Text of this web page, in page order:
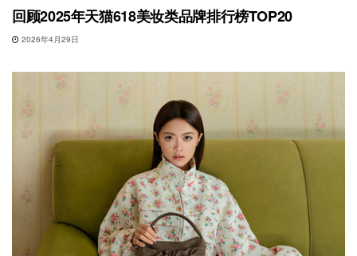
回顾2025年天猫618美妆类品牌排行榜TOP20
2026年4月29日